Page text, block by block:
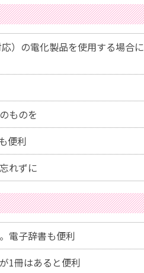
）の電化製品を使用する場合に
ものを
便利
れずに
電子辞書も便利
1冊はあると便利